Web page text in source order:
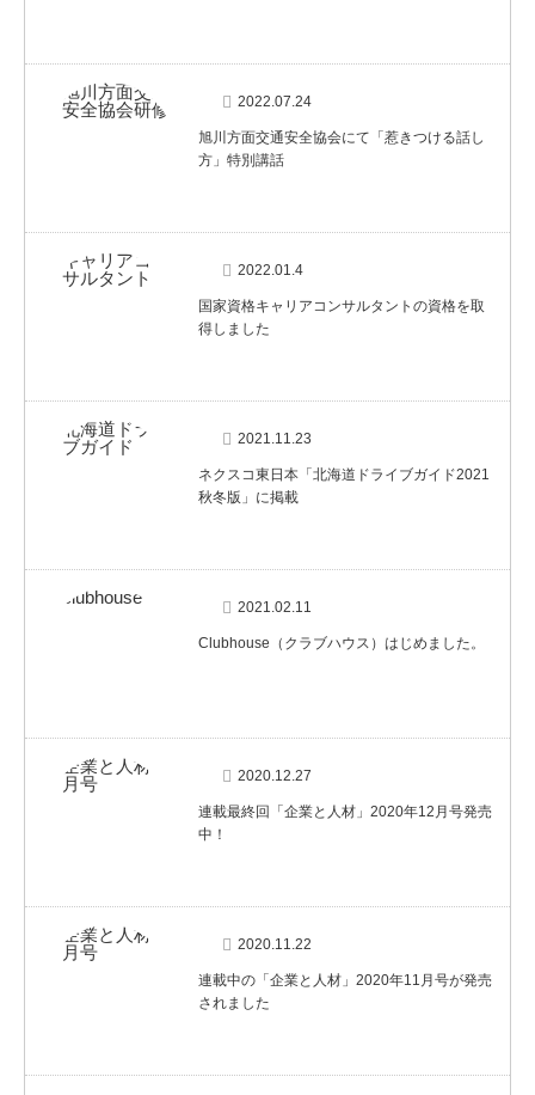
2022.07.24
旭川方面交通安全協会にて「惹きつける話し
方」特別講話
2022.01.4
国家資格キャリアコンサルタントの資格を取
得しました
2021.11.23
ネクスコ東日本「北海道ドライブガイド2021
秋冬版」に掲載
2021.02.11
Clubhouse（クラブハウス）はじめました。
2020.12.27
連載最終回「企業と人材」2020年12月号発売
中！
2020.11.22
連載中の「企業と人材」2020年11月号が発売
されました